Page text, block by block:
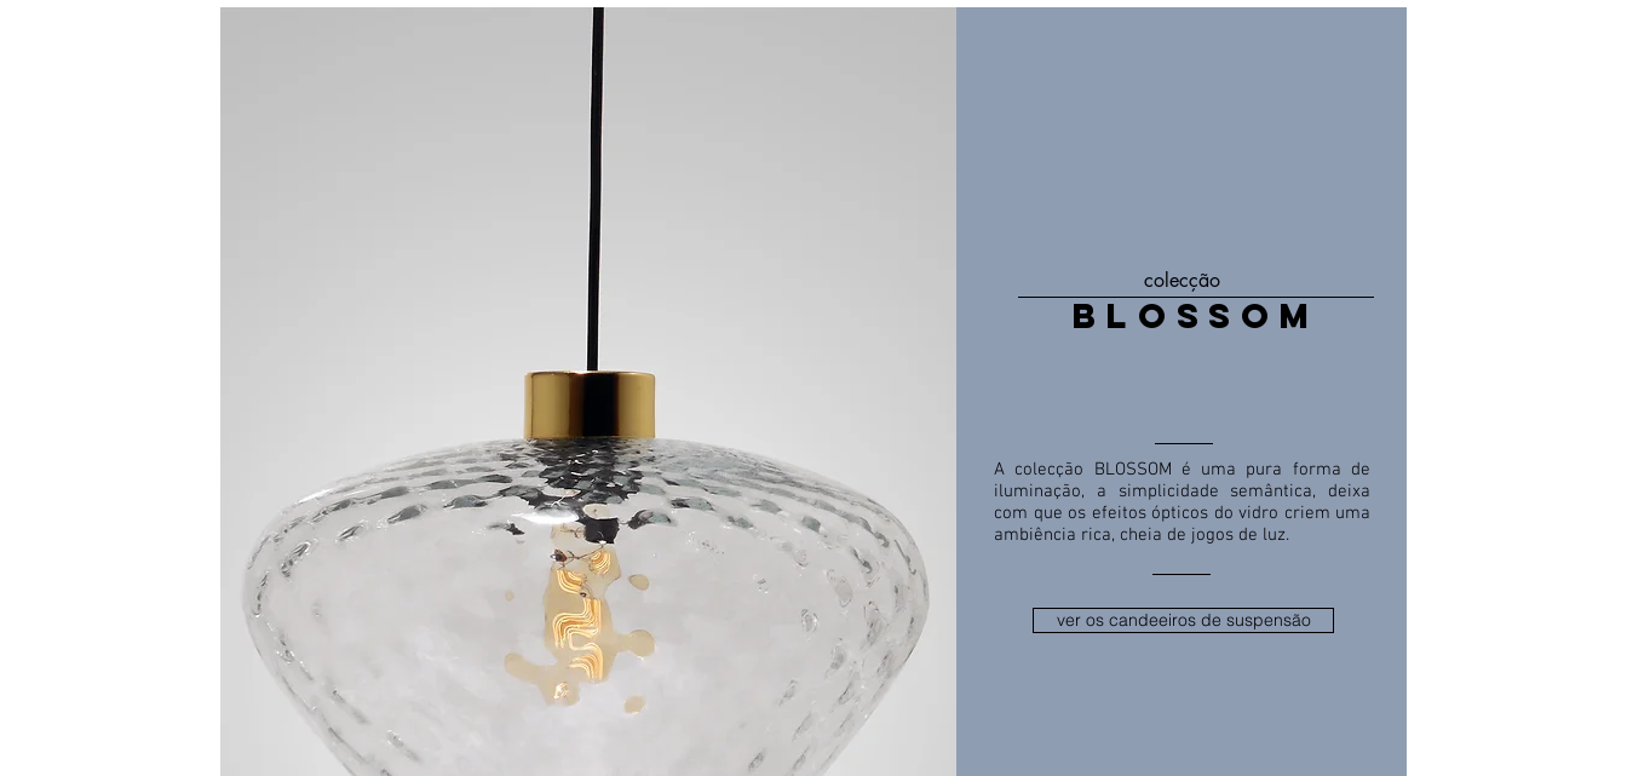
colecção
BLOSSOM
A colecção BLOSSOM é uma pura forma de
iluminação, a simplicidade semântica, deixa
com que os efeitos ópticos do vidro criem uma
ambiência rica, cheia de jogos de luz.
ver os candeeiros de suspensão